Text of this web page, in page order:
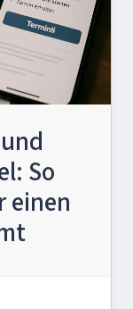
So
einen